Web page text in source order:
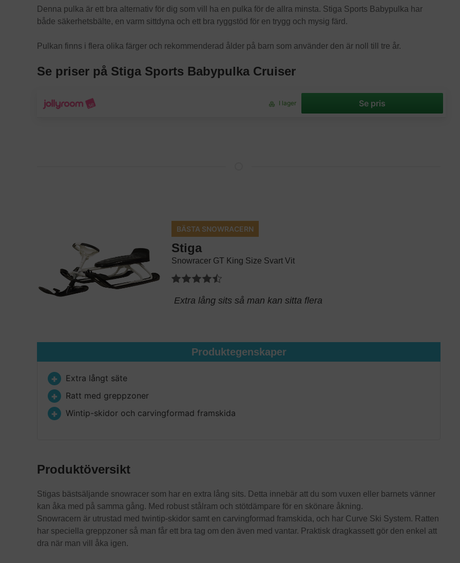
Denna pulka är ett bra alternativ för dig som vill ha en pulka för de allra minsta. Stiga Sports Babypulka har
både säkerhetsbälte, en varm sittdyna och ett bra ryggstöd för en trygg och mysig färd.
Pulkan finns i flera olika färger och rekommenderad ålder på barn som använder den är noll till tre år.
Se priser på Stiga Sports Babypulka Cruiser
I lager Se pris
BÄSTA SNOWRACERN
Stiga
Snowracer GT King Size Svart Vit
Extra lång sits så man kan sitta flera
Produktegenskaper
Extra långt säte
Ratt med greppzoner
Wintip-skidor och carvingformad framskida
Produktöversikt
Stigas bästsäljande snowracer som har en extra lång sits. Detta innebär att du som vuxen eller barnets vänner
kan åka med på samma gång. Med robust stålram och stötdämpare för en skönare åkning.
Snowracern är utrustad med twintip-skidor samt en carvingformad framskida, och har Curve Ski System. Ratten
har speciella greppzoner så man får ett bra tag om den även med vantar. Praktisk dragkassett gör den enkel att
dra när man vill åka igen.